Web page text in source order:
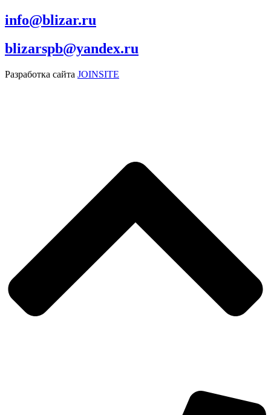
info@blizar.ru
blizarspb@yandex.ru
Разработка сайта JOINSITE